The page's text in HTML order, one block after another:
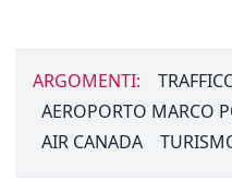
ARGOMENTI:
AEROPORTO MARCO
AIR CANADA